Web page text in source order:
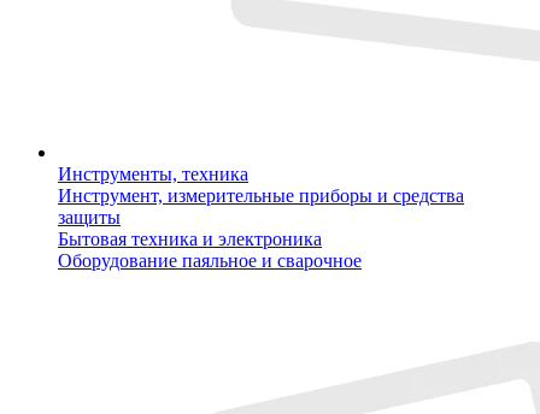
Инструменты, техника
Инструмент, измерительные приборы и средства
защиты
Бытовая техника и электроника
Оборудование паяльное и сварочное